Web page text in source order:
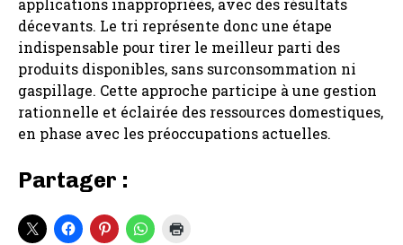
applications inappropriées, avec des résultats
décevants. Le tri représente donc une étape
indispensable pour tirer le meilleur parti des
produits disponibles, sans surconsommation ni
gaspillage. Cette approche participe à une gestion
rationnelle et éclairée des ressources domestiques,
en phase avec les préoccupations actuelles.
Partager :